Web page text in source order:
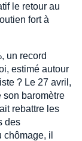
le retour au
fort à
un record
estimé autour
? Le 27 avril,
son baromètre
rebattre les
des
il